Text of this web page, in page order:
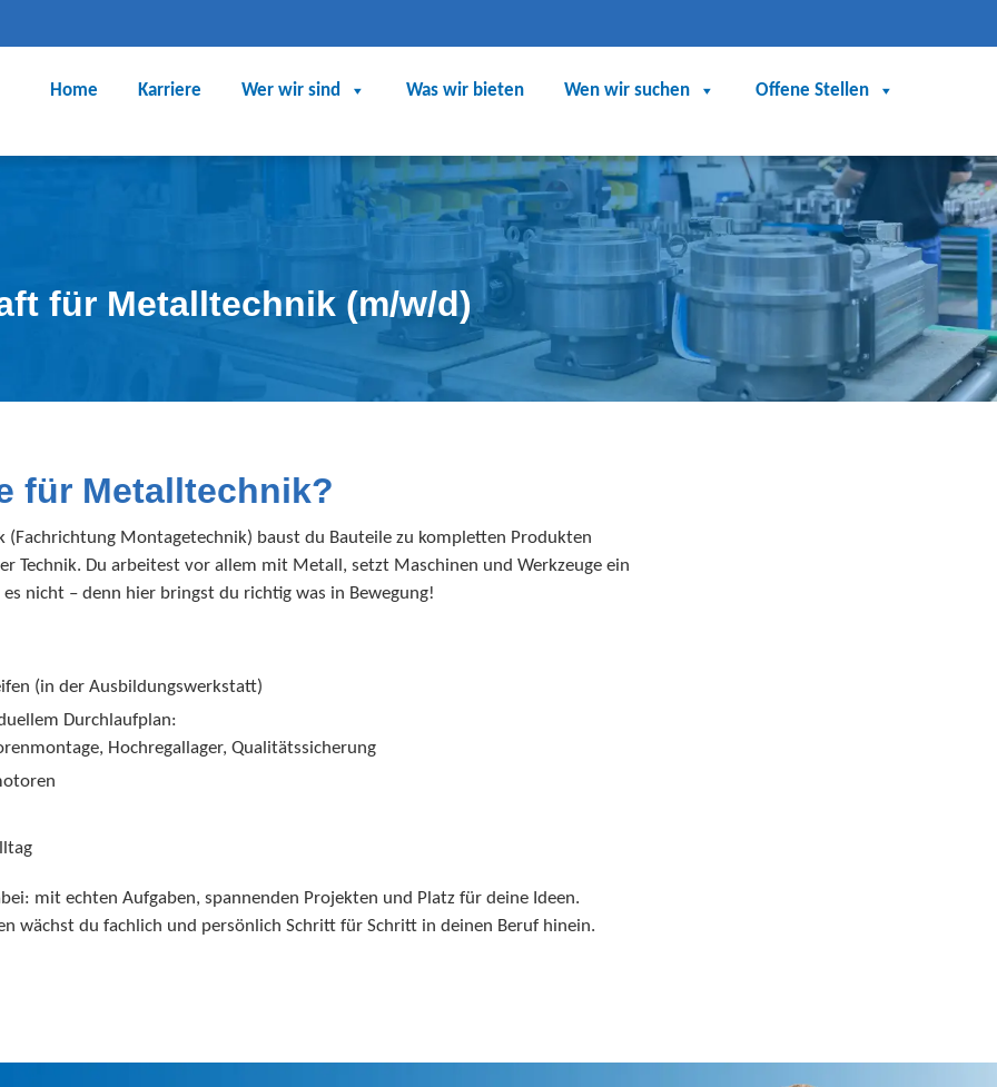
Home Karriere Wer wir sind Was wir bieten Wen wir suchen Offene Stellen
für Metalltechnik (m/w/d)
für Metalltechnik?
Montagetechnik) baust du Bauteile zu kompletten Produkten
Technik. Du arbeitest vor allem mit Metall, setzt Maschinen und Werkzeuge ein
nicht – denn hier bringst du richtig was in Bewegung!
(in der Ausbildungswerkstatt)
Durchlaufplan:
Hochregallager, Qualitätssicherung
mit echten Aufgaben, spannenden Projekten und Platz für deine Ideen.
wächst du fachlich und persönlich Schritt für Schritt in deinen Beruf hinein.